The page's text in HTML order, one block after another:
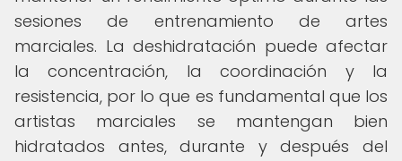
sesiones de entrenamiento de artes
marciales. La deshidratación puede afectar
la concentración, la coordinación y la
resistencia, por lo que es fundamental que los
artistas marciales se mantengan bien
hidratados antes, durante y después del